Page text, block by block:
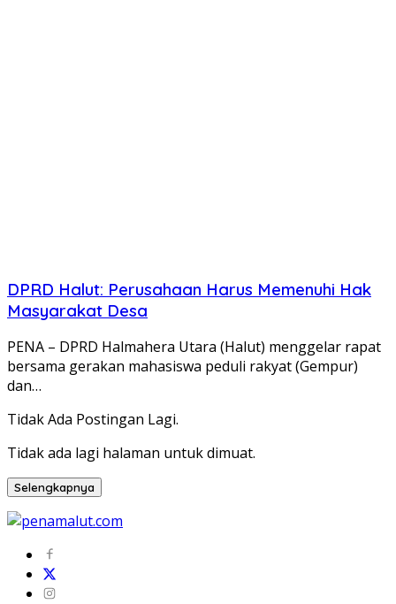
DPRD Halut: Perusahaan Harus Memenuhi Hak
Masyarakat Desa
PENA – DPRD Halmahera Utara (Halut) menggelar rapat
bersama gerakan mahasiswa peduli rakyat (Gempur)
dan…
Tidak Ada Postingan Lagi.
Tidak ada lagi halaman untuk dimuat.
Selengkapnya